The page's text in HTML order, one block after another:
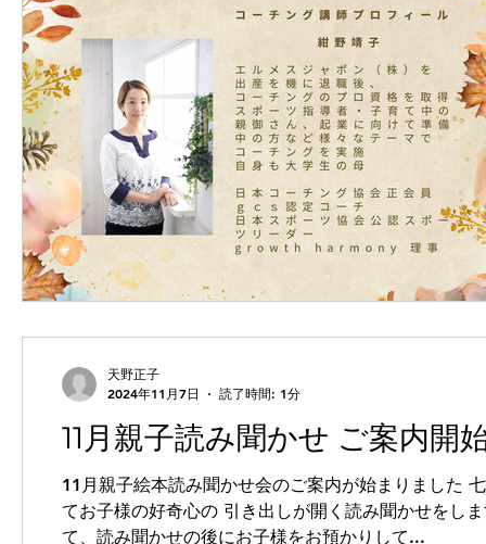
11月親子読み聞かせ ご案内開
11月親子絵本読み聞かせ会のご案内が始まりました
てお子様の好奇心の 引き出しが開く読み聞かせをし
て、読み聞かせの後にお子様をお預かりして...
天野正子
2024年11月7日
読了時間: 1分